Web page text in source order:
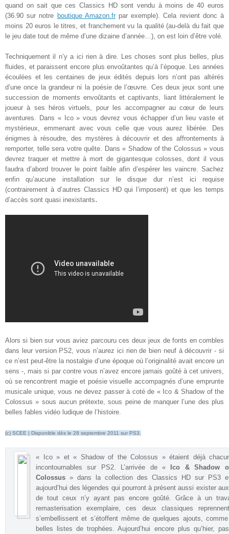
quand on sait que ces Classics HD sont vendu à moins de 40 euros
(36.90 sur notre boutique Amazon.frpar exemple). Cela revient donc à
moins 20 euros le titres, et franchement vu la qualité (au-delà du fait que
le jeu date tout de même d’une dizaine d’année…), on est loin d’être volé.
Techniquement il n’y a ici rien à dire. Les choses sont plus belles, plus
fluides, et paraissent encore plus envoûtantes qu’à l’époque. Les années
écoulées et les centaines de jeux édités depuis lors n’ont pas altérés
d’une once la grandeur ni la poésie de l’œuvre. Ces deux jeux sont une
succession de moments envoûtants et captivants, liant littéralement le
joueur à ses héros virtuels, pour les accompagner au cœur de leurs
aventures. Dans « Ico » vous devrez vous échapper d’un lieu vaste et
mystérieux, emmenant avec vous celle que vous aurez libérée. Des
énigmes à résoudre, des mystères à découvrir et des affrontements à
remporter, telle sera votre quête. Dans « Shadow of the Colossus » vous
devrez traquer et mettre à mort de gigantesque colosses, dont il vous
faudra d’abord trouver le point faible afin d’espérer les vaincre. Sachez
enfin qu’aucune installation sur le disque dur n’est ici requise
(contrairement à d’autres Classics HD qui l’imposent) et que les temps
d’accès sont quasi inexistants.
Alors si bien sur vous aviez parcouru ces deux jeux de fonts en combles
dans leur version PS2, vous n’aurez ici rien de bien neuf à découvrir - si
ce n’est peut-être la nostalgie d’une époque où l’originalité avait encore un
sens -, mais si par contre vous n’avez encore jamais goûté à cet univers,
où se rencontrent magie et poésie visuelle accompagnés d’une emprunte
musicale unique, vous ne devez passer à coté de « Ico & Shadow of the
Colossus » sous aucun prétexte, sous peine de manquer l’une des plus
belles fables vidéo ludique de l’histoire.
(c) SCEE | Disponible dès le 28 septembre 2011 sur PS3.
« Ico » et « Shadow of the Colossus » étaient déjà
incontournables sur PS2. L’arrivée de «
Ico & Shadow
Colossus » dans la collection des Classics HD sur PS3
aujourd’hui des légendes qui pourront à présent aussi exister
de tout ceux n’y ayant pas encore goûté. Grâce à un
remasterisation exemplaire, ces deux classiques
s’embellissent et s’étoffent même de quelques ajouts,
belles listes de trophées. Aujourd’hui encore plus qu’hier,